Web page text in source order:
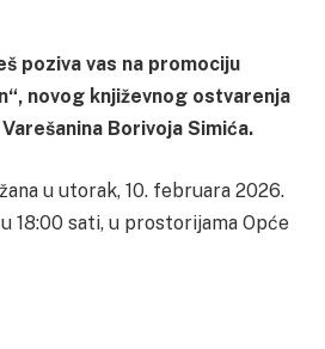
poziva vas na promociju
novog književnog ostvarenja
Borivoja Simića.
u utorak, 10. februara 2026.
18:00 sati, u prostorijama Opće